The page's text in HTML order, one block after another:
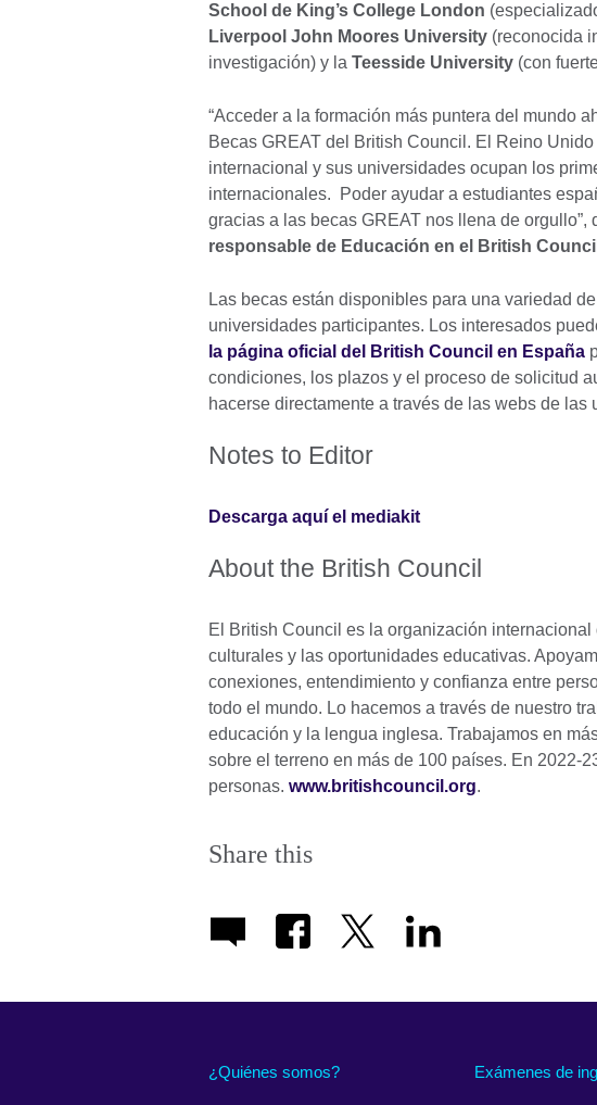
School de King’s College London
Liverpool John Moores University (reconocida
investigación) y la Teesside University (con
“Acceder a la formación más puntera del mundo
Becas GREAT del British Council. El Reino
internacional y sus universidades ocupan los
internacionales. Poder ayudar a estudiantes
gracias a las becas GREAT nos llena de orgullo”,
responsable de Educación en el British
Las becas están disponibles para una variedad
universidades participantes. Los interesados
la página oficial del British Council en España
condiciones, los plazos y el proceso de solicitud
hacerse directamente a través de las webs de las
Notes to Editor
Descarga aquí el mediakit
About the British Council
El British Council es la organización
culturales y las oportunidades educativas.
conexiones, entendimiento y confianza entre
todo el mundo. Lo hacemos a través de nuestro
educación y la lengua inglesa. Trabajamos en
sobre el terreno en más de 100 países. En 2022-
personas. www.britishcouncil.org.
Share this
¿Quiénes somos? Exámenes de